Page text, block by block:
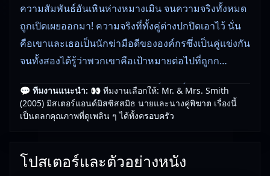
ความสัมพันธ์อันเหินห่างหมางเมิน จนความจริงทั้งหมด
ถูกเปิดเผยออกมา! ความจริงที่ทั้งคู่ต่างปกปิดเอาไว้ นั่น
คือเขาและเธอเป็นนักฆ่ามือดีขององค์กรซึ่งเป็นคู่แข่งกัน
จนทั้งสองได้รู้ว่าพวกเขาคือเป้าหมายต่อไปที่ถูกก…
Mr. & Mrs. Smith (2005) มิสเตอร์แอนด์มิสซิสสมิธ นาย
และนางคู่พิฆาต () ภาพยนตร์หนังใหม่ชนโรงพร้อมให้
รับชมออนไลน์แล้ววันนี้
หาหนังดูสบาย ๆ
💬 ทีมงานแนะนำ: 👀 ทีมงานเลือกให้: Mr. & Mrs. Smith
(2005) มิสเตอร์แอนด์มิสซิสสมิธ นายและนางคู่พิฆาต เรื่องนี้
เป็นตลกคุณภาพที่ดูเพลิน ๆ ได้ทั้งครอบครัว
โปสเตอร์และตัวอย่างหนัง